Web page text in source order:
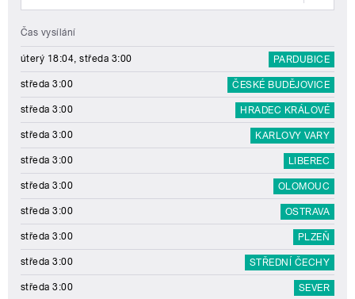
Čas vysílání
úterý 18:04, středa 3:00 PARDUBICE
středa 3:00 ČESKÉ BUDĚJOVICE
středa 3:00 HRADEC KRÁLOVÉ
středa 3:00 KARLOVY VARY
středa 3:00 LIBEREC
středa 3:00 OLOMOUC
středa 3:00 OSTRAVA
středa 3:00 PLZEŇ
středa 3:00 STŘEDNÍ ČECHY
středa 3:00 SEVER